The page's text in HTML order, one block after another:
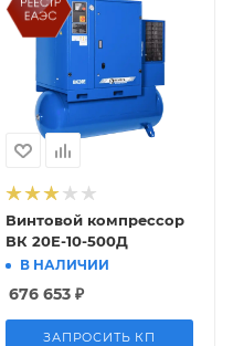
Винтовой компрессор
ВК 20Е-10-500Д
В НАЛИЧИИ
676 653 ₽
ЗАПРОСИТЬ КП